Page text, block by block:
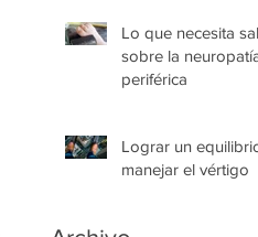
Lo que necesita
sobre la
periférica
Lograr un
manejar el vértigo